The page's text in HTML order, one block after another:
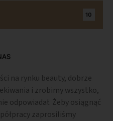
10
na rynku beauty, dobrze
i zrobimy wszystko,
odpowiadał. Żeby osiągnąć
zaprosiliśmy